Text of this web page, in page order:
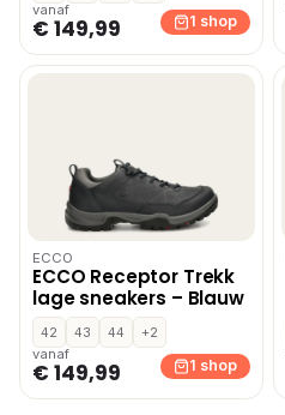
vanaf
€ 149,99 1 shop
ECCO
ECCO Receptor Trekk
lage sneakers – Blauw
42 43 44
+2
vanaf
€ 149,99 1 shop